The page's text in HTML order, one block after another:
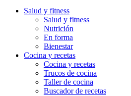
Salud y fitness
Salud y fitness
Nutrición
En forma
Bienestar
Cocina y recetas
Cocina y recetas
Trucos de cocina
Taller de cocina
Buscador de recetas